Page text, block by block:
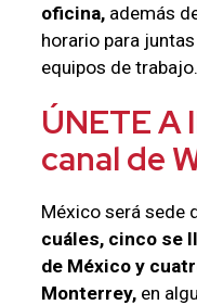
oficina,además
horario para
equipos de trabajo.
ÚNETE A
canal de
México será sede
cuáles, cinco se
de México y
Monterrey,en